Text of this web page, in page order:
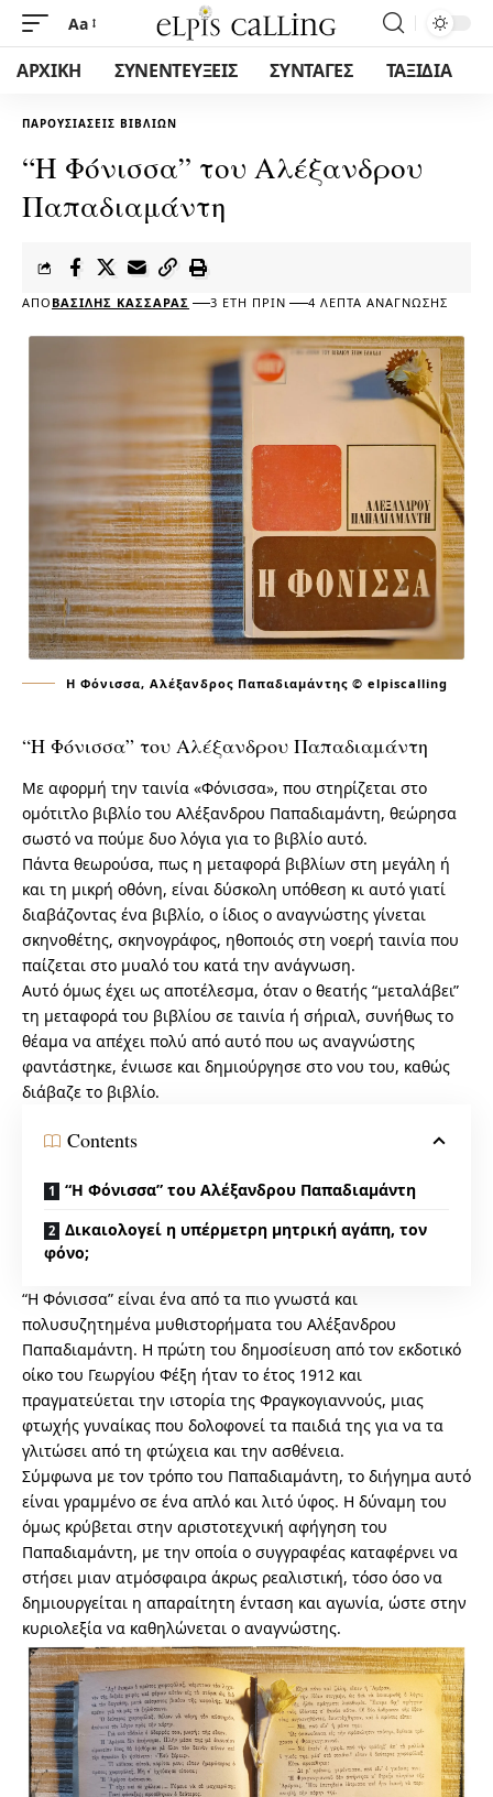
Aa
ΑΡΧΙΚΗ ΣΥΝΕΝΤΕΥΞΕΙΣ ΣΥΝΤΑΓΕΣ ΤΑΞΙΔΙΑ
ΠΑΡΟΥΣΙΆΣΕΙΣ ΒΙΒΛΊΩΝ
“Η Φόνισσα” του Αλέξανδρου
Παπαδιαμάντη
ΑΠΌ ΒΑΣΊΛΗΣ ΚΑΣΣΆΡΑΣ 3 ΈΤΗ ΠΡΙΝ 4 ΛΕΠΤΆ ΑΝΆΓΝΩΣΗΣ
Η Φόνισσα, Αλέξανδρος Παπαδιαμάντης © elpiscalling
“Η Φόνισσα” του Αλέξανδρου Παπαδιαμάντη
Με αφορμή την ταινία «Φόνισσα», που στηρίζεται στο
ομότιτλο βιβλίο του Αλέξανδρου Παπαδιαμάντη, θεώρησα
σωστό να πούμε δυο λόγια για το βιβλίο αυτό.
Πάντα θεωρούσα, πως η μεταφορά βιβλίων στη μεγάλη ή
και τη μικρή οθόνη, είναι δύσκολη υπόθεση κι αυτό γιατί
διαβάζοντας ένα βιβλίο, ο ίδιος ο αναγνώστης γίνεται
σκηνοθέτης, σκηνογράφος, ηθοποιός στη νοερή ταινία που
παίζεται στο μυαλό του κατά την ανάγνωση.
Αυτό όμως έχει ως αποτέλεσμα, όταν ο θεατής “μεταλάβει”
τη μεταφορά του βιβλίου σε ταινία ή σήριαλ, συνήθως το
θέαμα να απέχει πολύ από αυτό που ως αναγνώστης
φαντάστηκε, ένιωσε και δημιούργησε στο νου του, καθώς
διάβαζε το βιβλίο.
Contents
“Η Φόνισσα” του Αλέξανδρου Παπαδιαμάντη
Δικαιολογεί η υπέρμετρη μητρική αγάπη, τον
φόνο;
“Η Φόνισσα” είναι ένα από τα πιο γνωστά και
πολυσυζητημένα μυθιστορήματα του Αλέξανδρου
Παπαδιαμάντη. Η πρώτη του δημοσίευση από τον εκδοτικό
οίκο του Γεωργίου Φέξη ήταν το έτος 1912 και
πραγματεύεται την ιστορία της Φραγκογιαννούς, μιας
φτωχής γυναίκας που δολοφονεί τα παιδιά της για να τα
γλιτώσει από τη φτώχεια και την ασθένεια.
Σύμφωνα με τον τρόπο του Παπαδιαμάντη, το διήγημα αυτό
είναι γραμμένο σε ένα απλό και λιτό ύφος. Η δύναμη του
όμως κρύβεται στην αριστοτεχνική αφήγηση του
Παπαδιαμάντη, με την οποία ο συγγραφέας καταφέρνει να
στήσει μιαν ατμόσφαιρα άκρως ρεαλιστική, τόσο όσο να
δημιουργείται η απαραίτητη ένταση και αγωνία, ώστε στην
κυριολεξία να καθηλώνεται ο αναγνώστης.